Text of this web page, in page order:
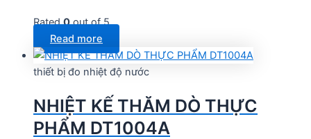
Rated0out of 5
Read more
thiết bị đo nhiệt độ nước
NHIỆT KẾ THĂM DÒ THỰC
PHẨM DT1004A